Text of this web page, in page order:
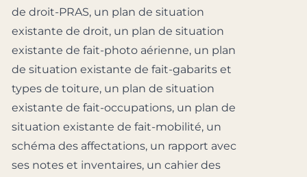
de droit-PRAS, un plan de situation
existante de droit, un plan de situation
existante de fait-photo aérienne, un plan
de situation existante de fait-gabarits et
types de toiture, un plan de situation
existante de fait-occupations, un plan de
situation existante de fait-mobilité, un
schéma des affectations, un rapport avec
ses notes et inventaires, un cahier des